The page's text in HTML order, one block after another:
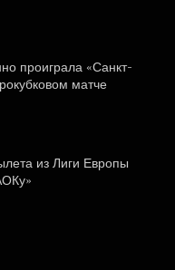
проиграла «Санкт-
матче
из Лиги Европы